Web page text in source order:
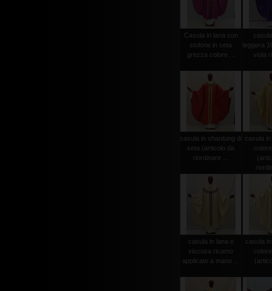
Casula in lana con
stolone in seta
grezza colore ...
leggera
viola
casula in shantung di
seta (articolo da
riordinare ...
casula
casula in lana e
viscosa ricamo
applicato a mano ...
casula